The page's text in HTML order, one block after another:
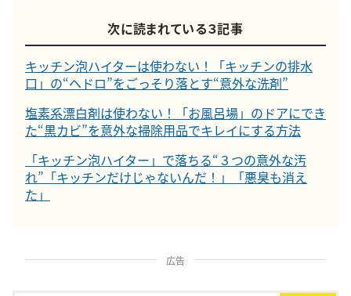
次に読まれている３記事
キッチン泡ハイターは使わない！「キッチンの排水
口」の“ヘドロ”をごっそり落とす“意外な洗剤”
塩素系漂白剤は使わない！「お風呂場」のドアにでき
た“黒カビ”を意外な掃除用品でキレイにする方法
「キッチン泡ハイター」で落ちる“３つの意外な汚
れ”「キッチンだけじゃないんだ！」「悪臭も消え
た」
広告